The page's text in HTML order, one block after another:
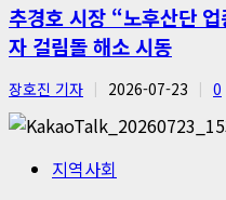
추경호 시장 “노후산단
자 걸림돌 해소 시동
장호진 기자 2026-07-23 0
지역사회